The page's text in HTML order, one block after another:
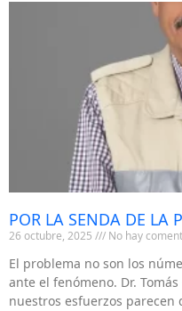
POR LA SENDA DE LA
26 octubre, 2025 No hay
El problema no son los
ante el fenómeno. Dr.
nuestros esfuerzos parecen